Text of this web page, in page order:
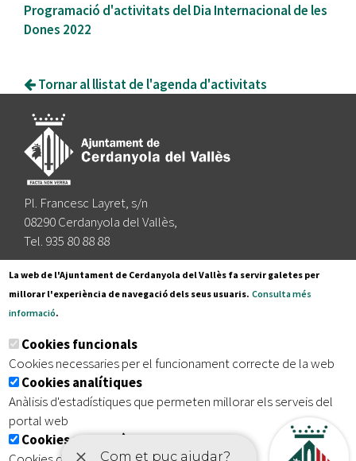
Programació d'activitats del Dia Internacional de les
Dones 2022
Tornar al llistat de l'agenda d'activitats
Pl. Francesc Layret, s/n
08290 Cerdanyola del Vallès,
Tel. 935 80 88 88
Segueix-nos a:
Subscriu-te al nostre butlletí
Inici | Avís legal | Protecció de dades
| Accessibilitat
La web de l'Ajuntament de Cerdanyola del Vallès fa servir galetes per
millorar l'experiència de navegació dels seus usuaris. Consulta més
informació.
Cookies funcionals
Cookies necessaries per el funcionament correcte de la web
Cookies analítiques
Anàlisis d'estadístiques que permeten millorar els serveis del
portal web
Cookies publicitàries